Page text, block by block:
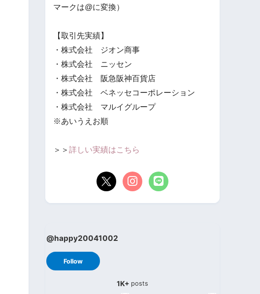
マークは@に変換）
【取引先実績】
・株式会社 ジオン商事
・株式会社 ニッセン
・株式会社 阪急阪神百貨店
・株式会社 ベネッセコーポレーション
・株式会社 マルイグループ
※あいうえお順
＞＞ 詳しい実績はこちら